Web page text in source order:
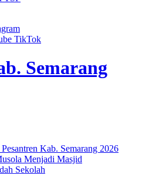
TikTok
Semarang
Kab. Semarang 2026
Menjadi Masjid
Sekolah